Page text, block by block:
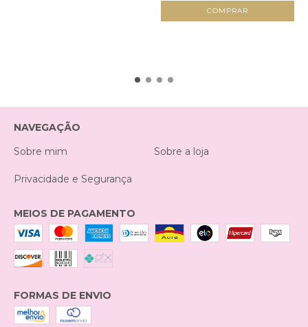
COMPRAR
NAVEGAÇÃO
Sobre mim
Sobre a loja
Privacidade e Segurança
MEIOS DE PAGAMENTO
FORMAS DE ENVIO